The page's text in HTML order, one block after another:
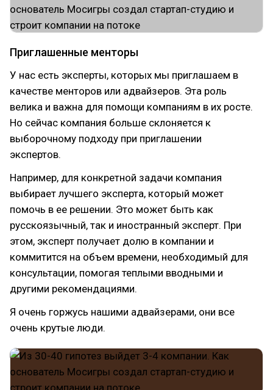
Приглашенные менторы
У нас есть эксперты, которых мы приглашаем в
качестве менторов или адвайзеров. Эта роль
велика и важна для помощи компаниям в их росте.
Но сейчас компания больше склоняется к
выборочному подходу при приглашении
экспертов.
Например, для конкретной задачи компания
выбирает лучшего эксперта, который может
помочь в ее решении. Это может быть как
русскоязычный, так и иностранный эксперт. При
этом, эксперт получает долю в компании и
коммитится на объем времени, необходимый для
консультации, помогая теплыми вводными и
другими рекомендациями.
Я очень горжусь нашими адвайзерами, они все
очень крутые люди.